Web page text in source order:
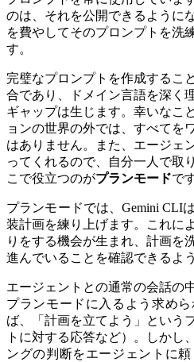
のは、それを公開できるように
を費やしてそのプロンプトを洗
す。
完璧なプロンプトを作成するこ
合であり、ドメイン言語を深く
ギャップは生じます。幸いなこ
ョンの世界の外では、すべてを
はありません。また、エージェ
ってくれるので、自分一人で取
こで役立つのがプランモードで
プランモードでは、Gemini CLI
装計画を練り上げます。これに
りをする機会が生まれ、計画を
進んでいることを確認できるよ
エージェントとの通常の会話の
プランモードに入るよう求め
ば、「計画を立てよう」という
トに対する応答など）。しかし
ングの判断をエージェントに